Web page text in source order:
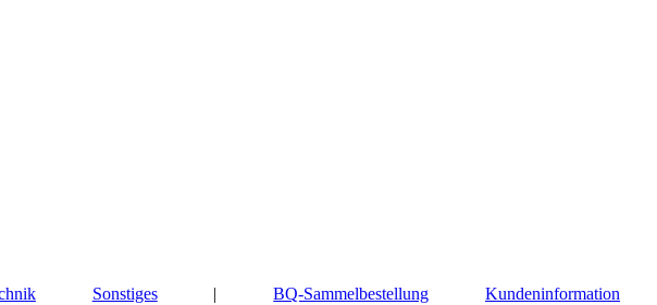
Sonstiges | BQ-Sammelbestellung Kundeninformation